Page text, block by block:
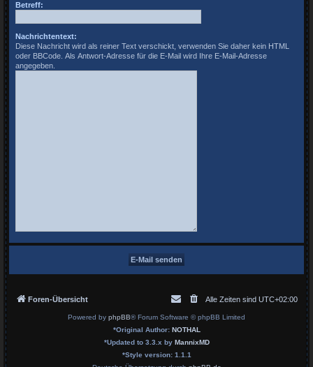
Betreff:
Nachrichtentext:
Diese Nachricht wird als reiner Text verschickt, verwenden Sie daher kein HTML
oder BBCode. Als Antwort-Adresse für die E-Mail wird Ihre E-Mail-Adresse
angegeben.
Foren-Übersicht Alle Zeiten sind UTC+02:00
Powered by phpBB® Forum Software © phpBB Limited
*Original Author: NOTHAL
*Updated to 3.3.x by MannixMD
*Style version: 1.1.1